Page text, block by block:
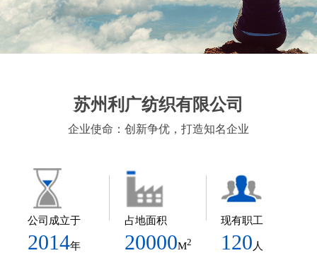
苏州利广纺织有限公司
企业使命：创新争优，打造知名企业
公司成立于
2014年
占地面积
20000M2
现有职工
120人